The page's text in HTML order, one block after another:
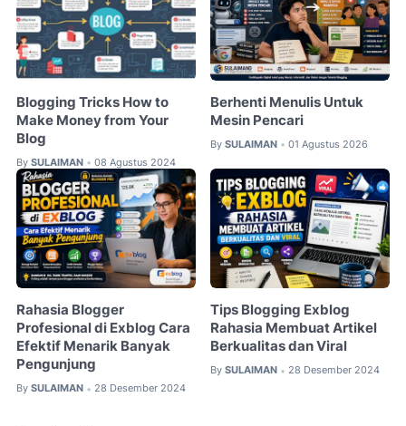
Blogging Tricks How to
Make Money from Your
Blog
By SULAIMAN • 08 Agustus 2024
Berhenti Menulis Untuk
Mesin Pencari
By SULAIMAN • 01 Agustus 2026
Rahasia Blogger
Profesional di Exblog Cara
Efektif Menarik Banyak
Pengunjung
By SULAIMAN • 28 Desember 2024
Tips Blogging Exblog
Rahasia Membuat Artikel
Berkualitas dan Viral
By SULAIMAN • 28 Desember 2024